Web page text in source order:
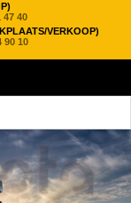
47 40
VERKOOP)
90 10